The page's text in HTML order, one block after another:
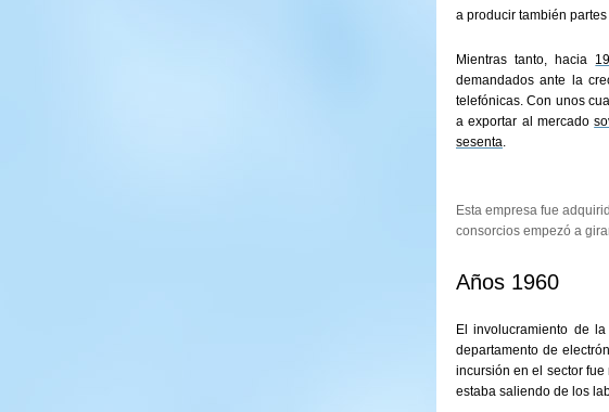
a producir también
Mientras tanto, hacia
demandados ante la
telefónicas. Con unos
a exportar al mercado
sesenta.
Esta empresa fue
consorcios empezó a
Años 1960
El involucramiento de
departamento de
incursión en el sector
estaba saliendo de los